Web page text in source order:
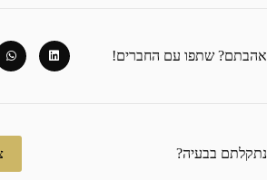
אהבתם? שתפו עם החברים!
נתקלתם בבעיה?